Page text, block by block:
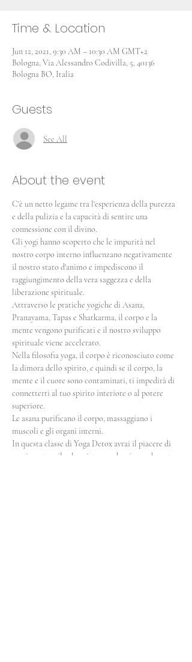
Time & Location
Jun 12, 2021, 9:30 AM – 10:30 AM GMT+2
Bologna, Via Alessandro Codivilla, 5, 40136
Bologna BO, Italia
Guests
See All
About the event
C'è un netto legame tra l'esperienza della purezza
e della pulizia e la capacità di sentire una
connessione con il divino.
Gli yogi hanno scoperto che le impurità nel
nostro corpo interno influenzano negativamente
il nostro stato d'animo e impediscono il
raggiungimento della vera saggezza e della
liberazione spirituale.
Attraverso le pratiche yogiche di Asana,
Pranayama, Tapas e Shatkarma, il corpo e la
mente vengono purificati e il nostro sviluppo
spirituale viene accelerato.
Nella filosofia yoga, il corpo è riconosciuto come
la dimora dello spirito, e quindi se il corpo, la
mente e il cuore sono contaminati, ti impedirà di
connetterti al tuo spirito interiore o al potere
superiore.
Le asana purificano il corpo, massaggiano i
muscoli e gli organi interni.
In questa classe di Yoga Detox avrai il piacere di
sperimentare il calore interno che si crea durante